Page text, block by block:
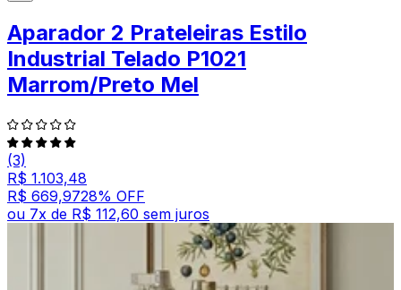
Aparador 2 Prateleiras Estilo
Industrial Telado P1021
Marrom/Preto Mel
(3)
R$ 1.103,48
R$ 669,9728% OFF
ou 7x de R$ 112,60 sem juros